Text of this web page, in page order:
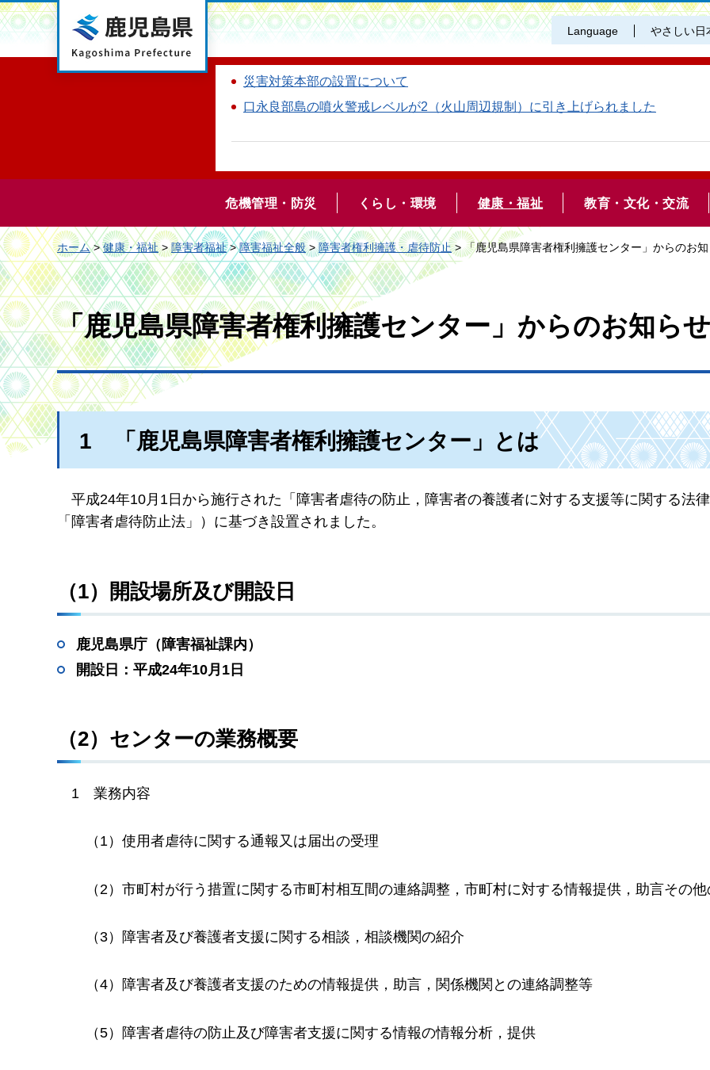
鹿児島県 Language やさしい日
災害対策本部の設置について
口永良部島の噴火警戒レベルが2（火山周辺規制）に引き上げられました
危機管理・防災 くらし・環境 健康・福祉 教育・文化・交流
ホーム>健康・福祉>障害者福祉>障害福祉全般>障害者権利擁護・虐待防止> 「鹿児島県障害者権利擁護センター」からのお
「鹿児島県障害者権利擁護センター」からのお知らせ
1 「 鹿児島県障害者権利擁護センター」とは
平成24年10月1日から施行された「障害者虐待の防止，障害者の養護者に対する支援等に関する法
「障害者虐待防止法」）に基づき設置されました。
（1）開設場所及び開設日
鹿児島県庁（障害福祉課内）
開設日：平成24年10月1日
（2）センターの業務概要
1 業務内容
（1）使用者虐待に関する通報又は届出の受理
（2）市町村が行う措置に関する市町村相互間の連絡調整，市町村に対する情報提供，助言その
（3）障害者及び養護者支援に関する相談，相談機関の紹介
（4）障害者及び養護者支援のための情報提供，助言，関係機関との連絡調整等
（5）障害者虐待の防止及び障害者支援に関する情報の情報分析，提供